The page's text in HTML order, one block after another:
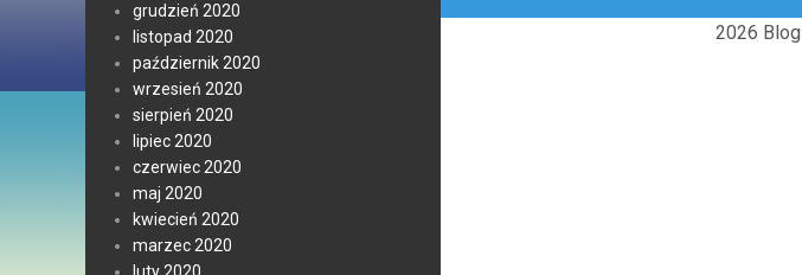
grudzień 2020
listopad 2020
październik 2020
wrzesień 2020
sierpień 2020
lipiec 2020
czerwiec 2020
maj 2020
kwiecień 2020
marzec 2020
2026